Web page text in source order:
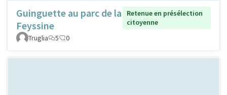
Guinguette au parc de la
Feyssine
Retenue en présélection
citoyenne
Truglia
5 0